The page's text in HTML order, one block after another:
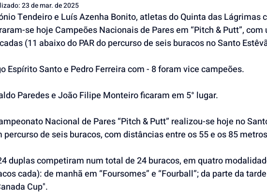
23 de mar. de 2025
Tendeiro e Luís Azenha Bonito, atletas do Quinta das Lágrimas
se hoje Campeões Nacionais de Pares em “Pitch & Putt”,
(11 abaixo do PAR do percurso de seis buracos no Santo
Espírito Santo e Pedro Ferreira com - 8 foram vice campeões.
Paredes e João Filipe Monteiro ficaram em 5° lugar.
Nacional de Pares “Pitch & Putt” realizou-se hoje no
percurso de seis buracos, com distâncias entre os 55 e os 85
duplas competiram num total de 24 buracos, em quatro
cada): de manhã em “Foursomes” e “Fourball”; da parte da
Cup".